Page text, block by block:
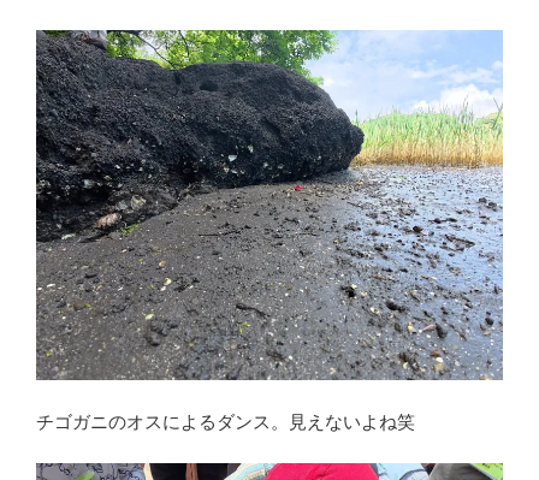
チゴガニのオスによるダンス。見えないよね笑